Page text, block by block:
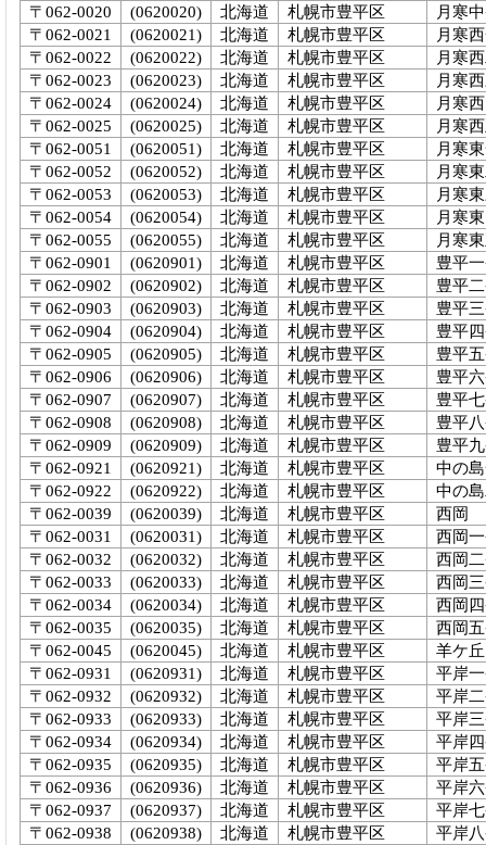
〒062-0020
(0620020) 北海道 札幌市豊平区
月寒
〒062-0021
(0620021) 北海道 札幌市豊平区
月寒
〒062-0022
(0620022) 北海道 札幌市豊平区
月寒
〒062-0023
(0620023) 北海道 札幌市豊平区
月寒
〒062-0024
(0620024) 北海道 札幌市豊平区
月寒
〒062-0025
(0620025) 北海道 札幌市豊平区
月寒
〒062-0051
(0620051) 北海道 札幌市豊平区
月寒
〒062-0052
(0620052) 北海道 札幌市豊平区
月寒
〒062-0053
(0620053) 北海道 札幌市豊平区
月寒
〒062-0054
(0620054) 北海道 札幌市豊平区
月寒
〒062-0055
(0620055) 北海道 札幌市豊平区
月寒
〒062-0901
(0620901) 北海道 札幌市豊平区
豊平
〒062-0902
(0620902) 北海道 札幌市豊平区
豊平
〒062-0903
(0620903) 北海道 札幌市豊平区
豊平
〒062-0904
(0620904) 北海道 札幌市豊平区
豊平
〒062-0905
(0620905) 北海道 札幌市豊平区
豊平
〒062-0906
(0620906) 北海道 札幌市豊平区
豊平
〒062-0907
(0620907) 北海道 札幌市豊平区
豊平
〒062-0908
(0620908) 北海道 札幌市豊平区
豊平
〒062-0909
(0620909) 北海道 札幌市豊平区
豊平
〒062-0921
(0620921) 北海道 札幌市豊平区
中の
〒062-0922
(0620922) 北海道 札幌市豊平区
中の
〒062-0039
(0620039) 北海道 札幌市豊平区
西岡
〒062-0031
(0620031) 北海道 札幌市豊平区
西岡
〒062-0032
(0620032) 北海道 札幌市豊平区
西岡
〒062-0033
(0620033) 北海道 札幌市豊平区
西岡
〒062-0034
(0620034) 北海道 札幌市豊平区
西岡
〒062-0035
(0620035) 北海道 札幌市豊平区
西岡
〒062-0045
(0620045) 北海道 札幌市豊平区
羊ケ丘
〒062-0931
(0620931) 北海道 札幌市豊平区
平岸
〒062-0932
(0620932) 北海道 札幌市豊平区
平岸
〒062-0933
(0620933) 北海道 札幌市豊平区
平岸
〒062-0934
(0620934) 北海道 札幌市豊平区
平岸
〒062-0935
(0620935) 北海道 札幌市豊平区
平岸
〒062-0936
(0620936) 北海道 札幌市豊平区
平岸
〒062-0937
(0620937) 北海道 札幌市豊平区
平岸
〒062-0938
(0620938) 北海道 札幌市豊平区
平岸